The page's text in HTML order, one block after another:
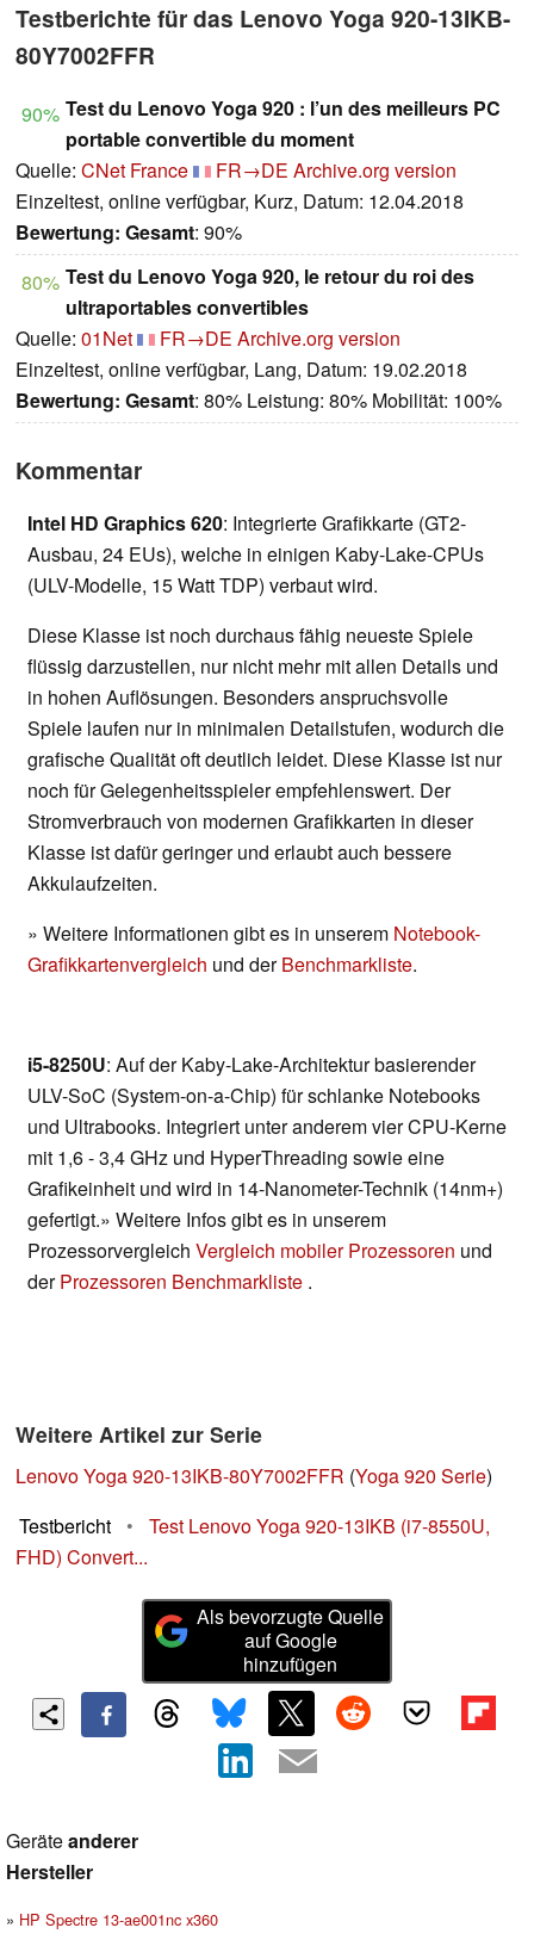
Testberichte für das Lenovo Yoga 920-13IKB-
80Y7002FFR
90% Test du Lenovo Yoga 920 : l’un des meilleurs PC
portable convertible du moment
Quelle: CNet France FR→DE Archive.org version
Einzeltest, online verfügbar, Kurz, Datum: 12.04.2018
Bewertung: Gesamt: 90%
80% Test du Lenovo Yoga 920, le retour du roi des
ultraportables convertibles
Quelle: 01Net FR→DE Archive.org version
Einzeltest, online verfügbar, Lang, Datum: 19.02.2018
Bewertung: Gesamt: 80% Leistung: 80% Mobilität: 100%
Kommentar
Intel HD Graphics 620: Integrierte Grafikkarte (GT2-
Ausbau, 24 EUs), welche in einigen Kaby-Lake-CPUs
(ULV-Modelle, 15 Watt TDP) verbaut wird.
Diese Klasse ist noch durchaus fähig neueste Spiele
flüssig darzustellen, nur nicht mehr mit allen Details und
in hohen Auflösungen. Besonders anspruchsvolle
Spiele laufen nur in minimalen Detailstufen, wodurch die
grafische Qualität oft deutlich leidet. Diese Klasse ist nur
noch für Gelegenheitsspieler empfehlenswert. Der
Stromverbrauch von modernen Grafikkarten in dieser
Klasse ist dafür geringer und erlaubt auch bessere
Akkulaufzeiten.
» Weitere Informationen gibt es in unserem Notebook-
Grafikkartenvergleich und derBenchmarkliste.
i5-8250U: Auf der Kaby-Lake-Architektur basierender
ULV-SoC (System-on-a-Chip) für schlanke Notebooks
und Ultrabooks. Integriert unter anderem vier CPU-Kerne
mit 1,6 - 3,4 GHz und HyperThreading sowie eine
Grafikeinheit und wird in 14-Nanometer-Technik (14nm+)
gefertigt.» Weitere Infos gibt es in unserem
Prozessorvergleich Vergleich mobiler Prozessoren und
derProzessoren Benchmarkliste .
Weitere Artikel zur Serie
Lenovo Yoga 920-13IKB-80Y7002FFR (Yoga 920 Serie)
Testbericht
•
Test Lenovo Yoga 920-13IKB (i7-8550U,
FHD) Convert...
Als bevorzugte Quelle
auf Google
hinzufügen
Geräteanderer
Hersteller
HP Spectre 13-ae001nc x360